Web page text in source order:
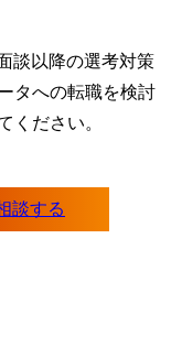
談以降の選考対策
タへの転職を検討
ください。